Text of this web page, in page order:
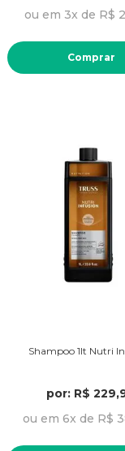
ou em 3x de R$
Comprar
Shampoo 1lt Nutri
por: R$
ou em 6x de R$